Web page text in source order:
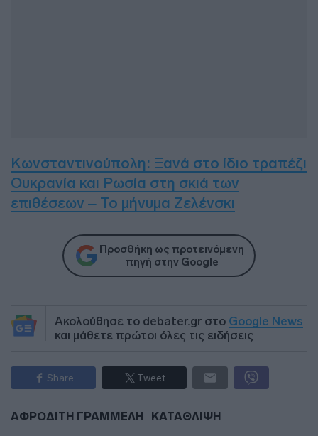
Κωνσταντινούπολη: Ξανά στο ίδιο τραπέζι
Ουκρανία και Ρωσία στη σκιά των
επιθέσεων – Το μήνυμα Ζελένσκι
Προσθήκη ως προτεινόμενη
πηγή στην Google
Ακολούθησε το debater.gr στο Google News
και μάθετε πρώτοι όλες τις ειδήσεις
Share Tweet
ΑΦΡΟΔΙΤΗ ΓΡΑΜΜΕΛΗ ΚΑΤΑΘΛΙΨΗ